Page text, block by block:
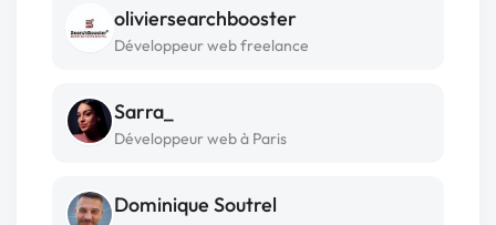
oliviersearchbooster
Développeur web freelance
Sarra_
Développeur web à Paris
Dominique Soutrel